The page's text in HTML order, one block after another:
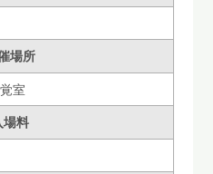
場所
室
場料